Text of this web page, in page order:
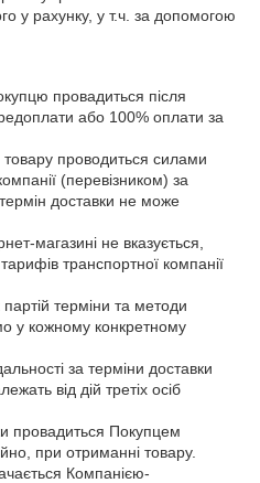
у рахунку, у т.ч. за допомогою
провадиться після
або 100% оплати за
проводиться силами
(перевізником) за
доставки не може
магазині не вказується,
транспортної компанії
терміни та методи
у кожному конкретному
за терміни доставки
від дій третіх осіб
провадиться Покупцем
при отриманні товару.
Компанією-